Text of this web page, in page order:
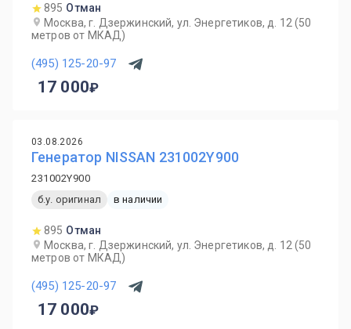
895 Отман
Москва, г. Дзержинский, ул. Энергетиков, д. 12 (50
метров от МКАД)
(495) 125-20-97
17 000
03.08.2026
Генератор NISSAN 231002Y900
231002Y900
б.у. оригинал
в наличии
895 Отман
Москва, г. Дзержинский, ул. Энергетиков, д. 12 (50
метров от МКАД)
(495) 125-20-97
17 000